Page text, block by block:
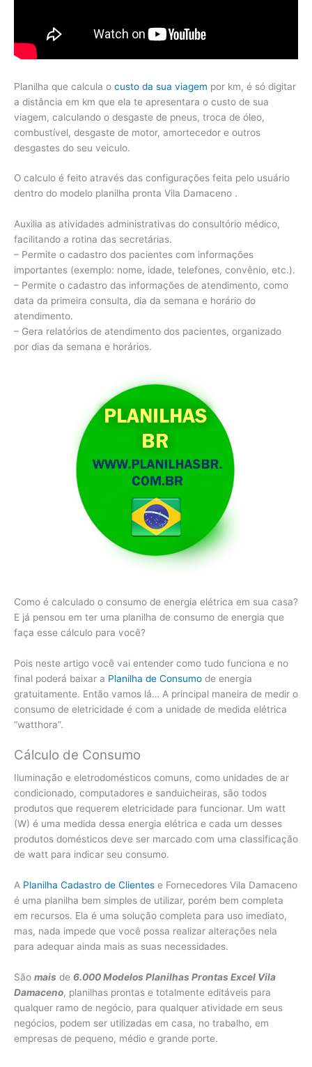
Planilha que calcula o custo da sua viagem por km, é só digitar
a distância em km que ela te apresentara o custo de sua
viagem, calculando o desgaste de pneus, troca de óleo,
combustível, desgaste de motor, amortecedor e outros
desgastes do seu veiculo.
O calculo é feito através das configurações feita pelo usuário
dentro do modelo planilha pronta Vila Damaceno .
Auxilia as atividades administrativas do consultório médico,
facilitando a rotina das secretárias.
– Permite o cadastro dos pacientes com informações
importantes (exemplo: nome, idade, telefones, convênio, etc.).
– Permite o cadastro das informações de atendimento, como
data da primeira consulta, dia da semana e horário do
atendimento.
– Gera relatórios de atendimento dos pacientes, organizado
por dias da semana e horários.
Como é calculado o consumo de energia elétrica em sua casa?
E já pensou em ter uma planilha de consumo de energia que
faça esse cálculo para você?
Pois neste artigo você vai entender como tudo funciona e no
final poderá baixar a Planilha de Consumo de energia
gratuitamente. Então vamos lá… A principal maneira de medir o
consumo de eletricidade é com a unidade de medida elétrica
“watthora”.
Cálculo de Consumo
Iluminação e eletrodomésticos comuns, como unidades de ar
condicionado, computadores e sanduicheiras, são todos
produtos que requerem eletricidade para funcionar. Um watt
(W) é uma medida dessa energia elétrica e cada um desses
produtos domésticos deve ser marcado com uma classificação
de watt para indicar seu consumo.
A Planilha Cadastro de Clientes e Fornecedores Vila Damaceno
é uma planilha bem simples de utilizar, porém bem completa
em recursos. Ela é uma solução completa para uso imediato,
mas, nada impede que você possa realizar alterações nela
para adequar ainda mais as suas necessidades.
São mais de 6.000 Modelos Planilhas Prontas Excel Vila
Damaceno, planilhas prontas e totalmente editáveis para
qualquer ramo de negócio, para qualquer atividade em seus
negócios, podem ser utilizadas em casa, no trabalho, em
empresas de pequeno, médio e grande porte.